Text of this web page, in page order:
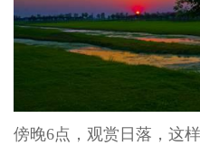
傍晚6点，观赏日落，这